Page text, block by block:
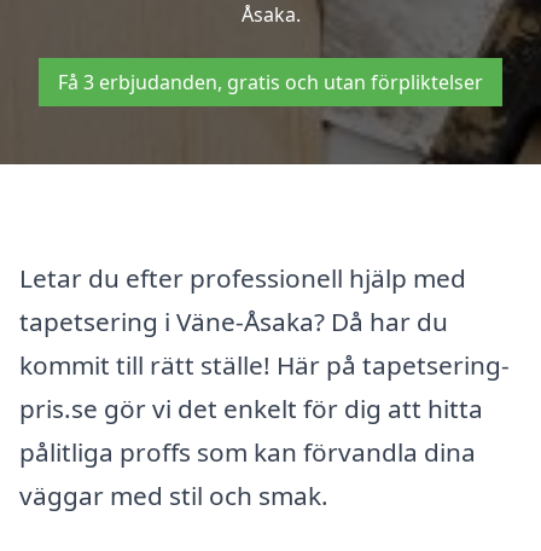
Åsaka.
Få 3 erbjudanden, gratis och utan förpliktelser
Letar du efter professionell hjälp med
tapetsering i Väne-Åsaka? Då har du
kommit till rätt ställe! Här på tapetsering-
pris.se gör vi det enkelt för dig att hitta
pålitliga proffs som kan förvandla dina
väggar med stil och smak.